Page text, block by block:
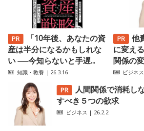
「10年後、あなたの資
産は半分になるかもしれな
い ──今知らないと手遅...
知識・教養 | 26.3.16
他
に変え
関係の
ビジネス
人間関係で消耗し
すべき５つの欲求
ビジネス | 26.2.2